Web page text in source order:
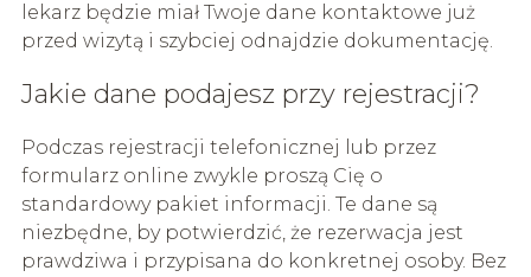
lekarz będzie miał Twoje dane kontaktowe już
przed wizytą i szybciej odnajdzie dokumentację.
Jakie dane podajesz przy rejestracji?
Podczas rejestracji telefonicznej lub przez
formularz online zwykle proszą Cię o
standardowy pakiet informacji. Te dane są
niezbędne, by potwierdzić, że rezerwacja jest
prawdziwa i przypisana do konkretnej osoby. Bez